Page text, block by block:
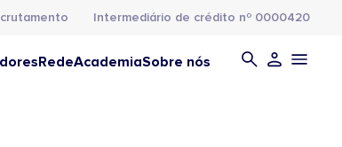
Intermediário de crédito nº 0000420
RedeAcademiaSobre nós